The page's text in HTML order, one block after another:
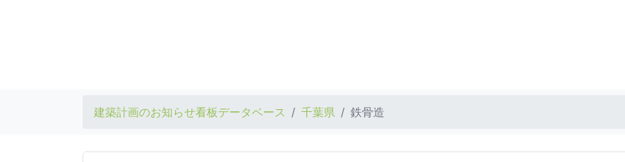
建築計画のお知らせ看板データベース 千葉県 鉄骨造